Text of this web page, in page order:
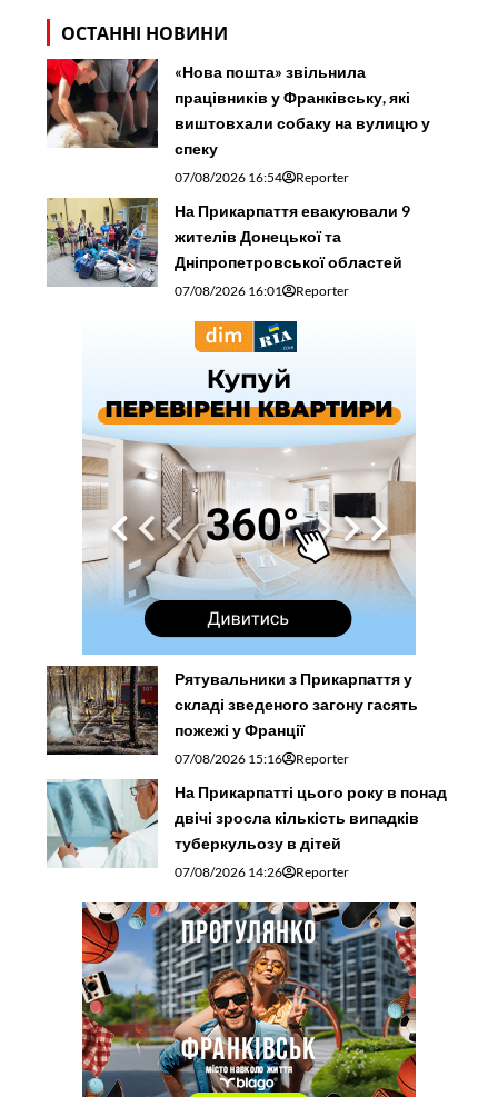
ОСТАННІ НОВИНИ
«Нова пошта» звільнила
працівників у Франківську, які
виштовхали собаку на вулицю у
спеку
07/08/2026 16:54 Reporter
На Прикарпаття евакуювали 9
жителів Донецької та
Дніпропетровської областей
07/08/2026 16:01 Reporter
Рятувальники з Прикарпаття у
складі зведеного загону гасять
пожежі у Франції
07/08/2026 15:16 Reporter
На Прикарпатті цього року в понад
двічі зросла кількість випадків
туберкульозу в дітей
07/08/2026 14:26 Reporter